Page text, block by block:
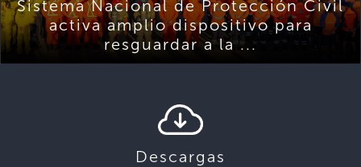
Sistema Nacional de Protección Civil
activa amplio dispositivo para
resguardar a la ...
Descargas